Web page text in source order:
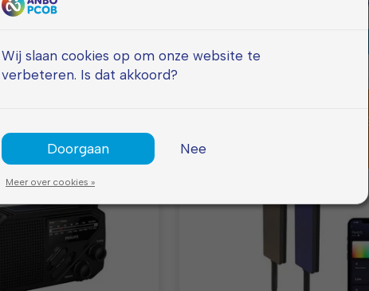
€99,95
Wij slaan cookies op om onze website te
verbeteren. Is dat akkoord?
Doorgaan Nee
Meer over cookies »